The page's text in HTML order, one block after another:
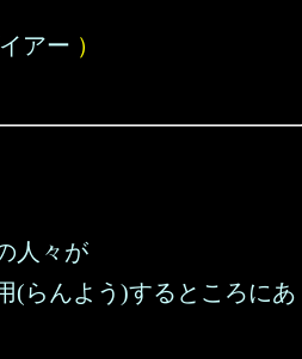
アー ）
人々が
(らんよう)するところにあ